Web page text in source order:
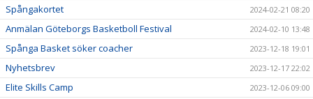
Spångakortet 2024-02-21 08:20
Anmälan Göteborgs Basketboll Festival 2024-02-10 13:48
Spånga Basket söker coacher 2023-12-18 19:01
Nyhetsbrev 2023-12-17 22:02
Elite Skills Camp 2023-12-06 09:00